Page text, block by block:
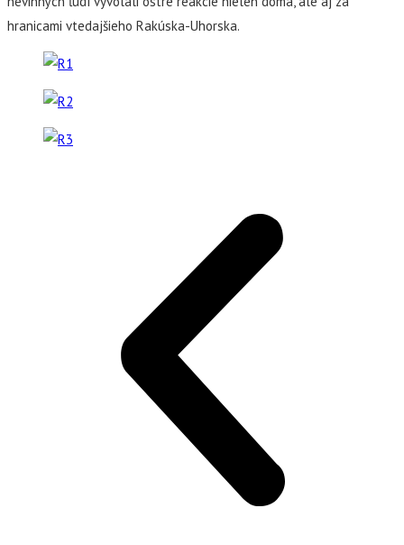
hranicami vtedajšieho Rakúska-Uhorska.